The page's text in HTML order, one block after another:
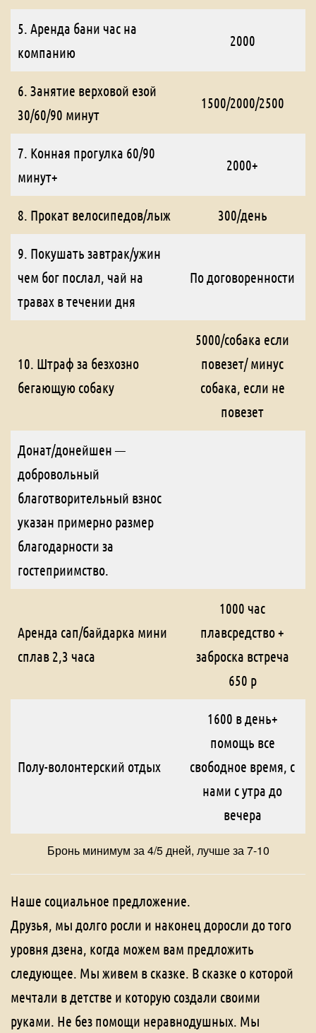
5. Аренда бани час на
компанию
2000
6. Занятие верховой езой
30/60/90 минут
1500/2000/2500
7. Конная прогулка 60/90
минут+
2000+
8. Прокат велосипедов/лыж 300/день
9. Покушать завтрак/ужин
чем бог послал, чай на
травах в течении дня
По договоренности
10. Штраф за безхозно
бегающую собаку
5000/собака если
повезет/ минус
собака, если не
повезет
Донат/донейшен —
добровольный
благотворительный взнос
указан примерно размер
благодарности за
гостеприимство.
Аренда сап/байдарка мини
сплав 2,3 часа
1000 час
плавсредство +
заброска встреча
650 р
Полу-волонтерский отдых
1600 в день+
помощь все
свободное время, с
нами с утра до
вечера
Бронь минимум за 4/5 дней, лучше за 7-10
Наше социальное предложение.
Друзья, мы долго росли и наконец доросли до того
уровня дзена, когда можем вам предложить
следующее. Мы живем в сказке. В сказке о которой
мечтали в детстве и которую создали своими
руками. Не без помощи неравнодушных. Мы